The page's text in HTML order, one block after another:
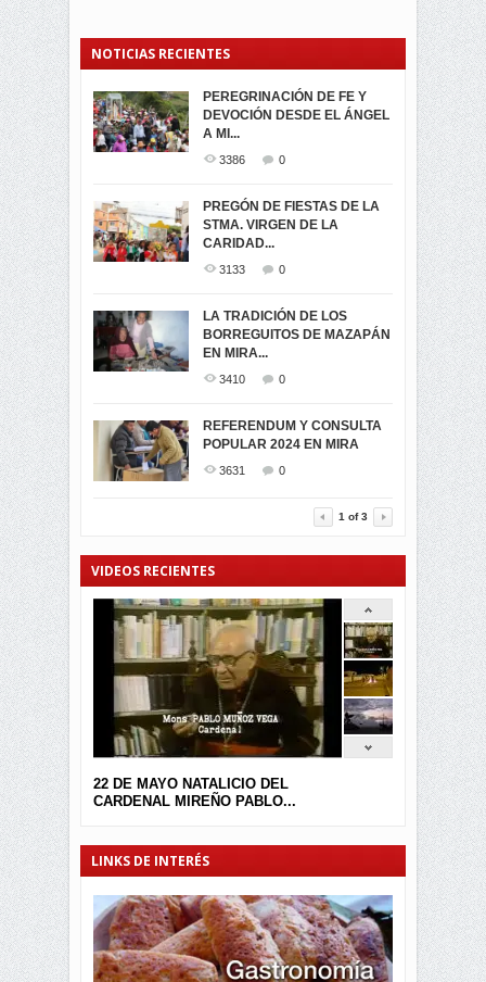
NOTICIAS RECIENTES
PEREGRINACIÓN DE FE Y
DEVOCIÓN DESDE EL ÁNGEL
A MI...
3386 0
PREGÓN DE FIESTAS DE LA
STMA. VIRGEN DE LA
CARIDAD...
3133 0
LA TRADICIÓN DE LOS
BORREGUITOS DE MAZAPÁN
EN MIRA...
3410 0
REFERENDUM Y CONSULTA
POPULAR 2024 EN MIRA
3631 0
PROCESIÓN DE LA VIRGEN
DE LA CARIDAD 2024
3057
-ENCENDIDO DEL ARBOL DE
...
MIRA
3438
TRIUNFO DE...
SEGUNDA VUELTA
ELECCIONES
PRESIDENCIALES 2023 EN
M...
ELECCION CRUCIAL:
SEGUNDA VUELTA
PRESIDENCIAL EL 1...
VIRTUALES ASAMBLEISTAS
POR LA PROVINCIA DEL
CARCHI...
MIRA.EC FUE
GALARDONADA
1 of3
VIDEOS RECIENTES
22 DE MAYO NATALICIO DEL
CARDENAL MIREÑO PABLO...
LINKS DE INTERÉS